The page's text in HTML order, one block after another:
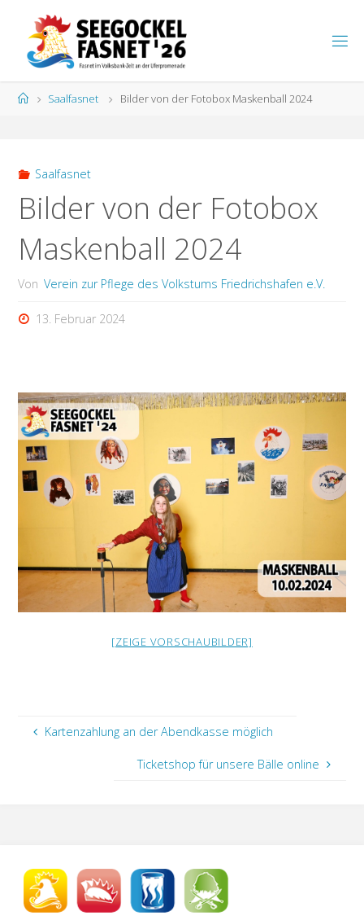
springen
EEG
OCK
StartSaalfasnet Bilder von der Fotobox Maskenball 2024
Saalfasnet
Bilder von der Fotobox
Maskenball 2024
Von Verein zur Pflege des Volkstums Friedrichshafen e.V.
13. Februar 2024
[ZEIGE VORSCHAUBILDER]
Kartenzahlung an der Abendkasse möglich
Ticketshop für unsere Bälle online